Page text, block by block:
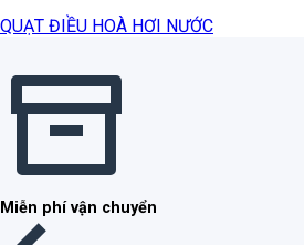
QUẠT ĐIỀU HOÀ HƠI NƯỚC
Miễn phí vận chuyển